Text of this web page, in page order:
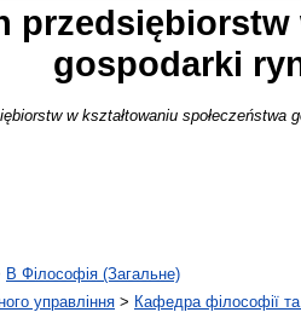
gospodarki
w kształtowaniu społeczeństwa
B Філософія (Загальне)
управління > Кафедра філософії та